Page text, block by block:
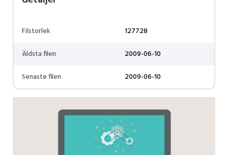
Filstorlek
127728
Äldsta filen
2009-06-10
Senaste filen
2009-06-10